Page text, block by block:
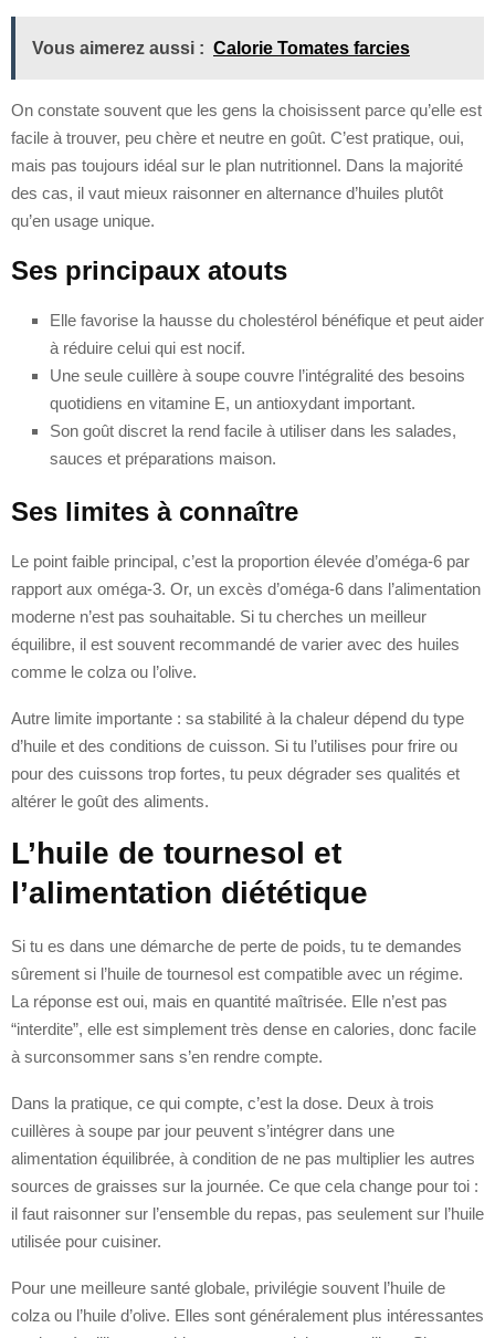
Vous aimerez aussi : Calorie Tomates farcies
On constate souvent que les gens la choisissent parce qu’elle est
facile à trouver, peu chère et neutre en goût. C’est pratique, oui,
mais pas toujours idéal sur le plan nutritionnel. Dans la majorité
des cas, il vaut mieux raisonner en alternance d’huiles plutôt
qu’en usage unique.
Ses principaux atouts
Elle favorise la hausse du cholestérol bénéfique et peut aider
à réduire celui qui est nocif.
Une seule cuillère à soupe couvre l’intégralité des besoins
quotidiens en vitamine E, un antioxydant important.
Son goût discret la rend facile à utiliser dans les salades,
sauces et préparations maison.
Ses limites à connaître
Le point faible principal, c’est la proportion élevée d’oméga-6 par
rapport aux oméga-3. Or, un excès d’oméga-6 dans l’alimentation
moderne n’est pas souhaitable. Si tu cherches un meilleur
équilibre, il est souvent recommandé de varier avec des huiles
comme le colza ou l’olive.
Autre limite importante : sa stabilité à la chaleur dépend du type
d’huile et des conditions de cuisson. Si tu l’utilises pour frire ou
pour des cuissons trop fortes, tu peux dégrader ses qualités et
altérer le goût des aliments.
L’huile de tournesol et
l’alimentation diététique
Si tu es dans une démarche de perte de poids, tu te demandes
sûrement si l’huile de tournesol est compatible avec un régime.
La réponse est oui, mais en quantité maîtrisée. Elle n’est pas
“interdite”, elle est simplement très dense en calories, donc facile
à surconsommer sans s’en rendre compte.
Dans la pratique, ce qui compte, c’est la dose. Deux à trois
cuillères à soupe par jour peuvent s’intégrer dans une
alimentation équilibrée, à condition de ne pas multiplier les autres
sources de graisses sur la journée. Ce que cela change pour toi :
il faut raisonner sur l’ensemble du repas, pas seulement sur l’huile
utilisée pour cuisiner.
Pour une meilleure santé globale, privilégie souvent l’huile de
colza ou l’huile d’olive. Elles sont généralement plus intéressantes